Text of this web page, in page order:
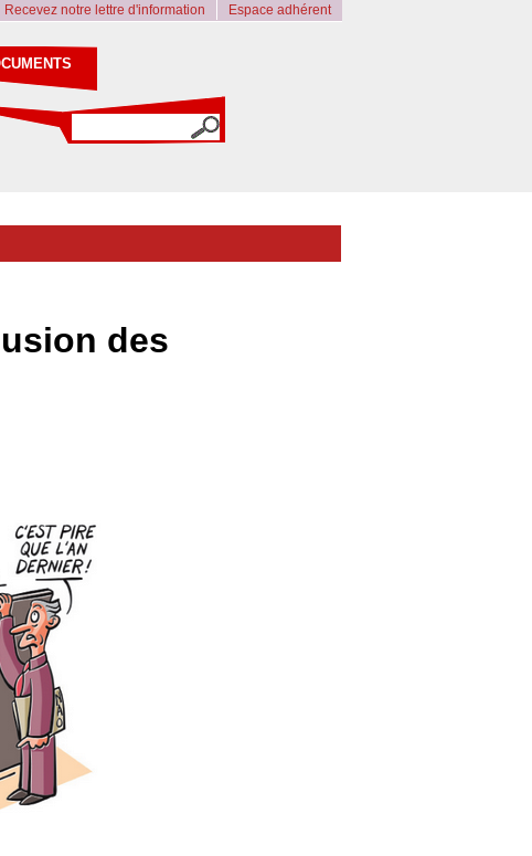
Espace adhérent
Recevez notre lettre d'information
des